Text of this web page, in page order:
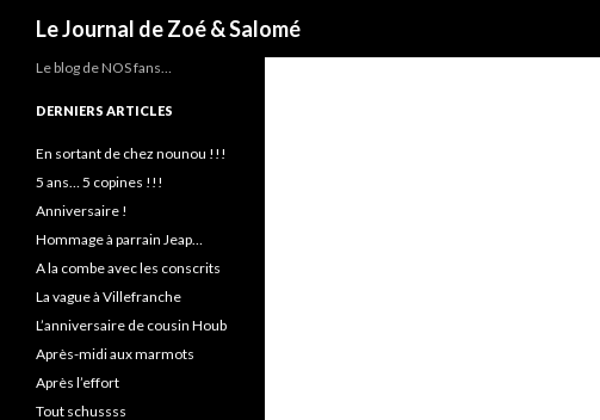
Le Journal de Zoé & Salomé
Le blog de NOS fans…
DERNIERS ARTICLES
En sortant de chez nounou !!!
5 ans… 5 copines !!!
Anniversaire !
Hommage à parrain Jeap…
A la combe avec les conscrits
La vague à Villefranche
L’anniversaire de cousin Houb
Après-midi aux marmots
Après l’effort
Tout schussss